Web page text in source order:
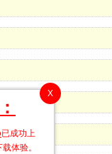
X
已成功上
体验。